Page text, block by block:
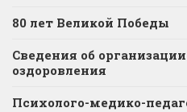
80 лет Великой Победы
Сведения об
оздоровления
Психолого-медико-